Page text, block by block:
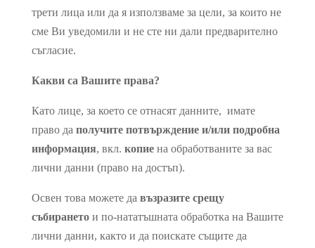
трети лица или да я използваме за цели, за които не
сме Ви уведомили и не сте ни дали предварително
съгласие.
Какви са Вашите права?
Като лице, за което се отнасят данните, имате
право да получите потвърждение и/или подробна
информация, вкл. копиена обработваните за вас
лични данни (право на достъп).
Освен това можете да възразите срещу
събиранетои по-нататъшната обработка на Вашите
лични данни, както и да поискате същите да